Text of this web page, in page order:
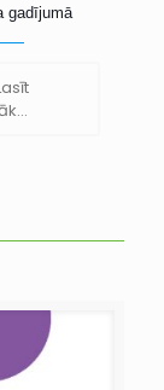
gadījumā